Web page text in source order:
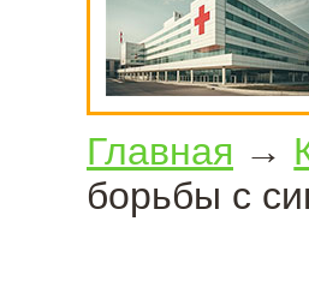
Главная →
борьбы с